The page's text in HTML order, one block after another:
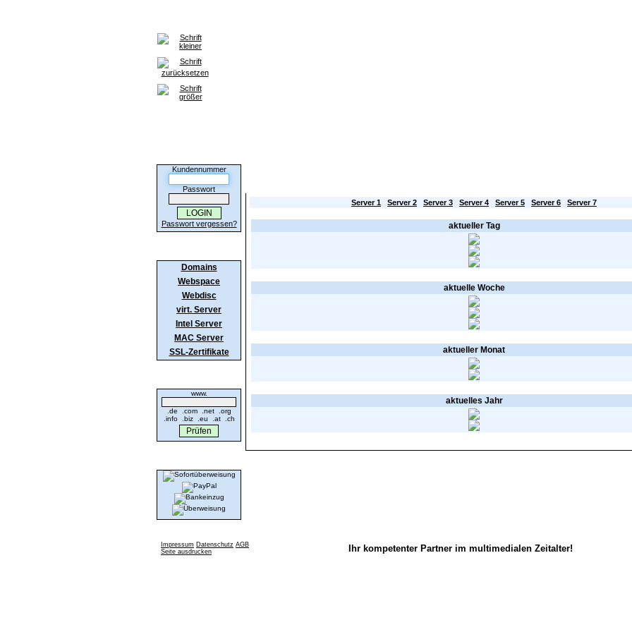
Kundennummer
Passwort
Passwort vergessen?
Domains
Webspace
Webdisc
virt. Server
Intel Server
MAC Server
SSL-Zertifikate
www.
.de .com .net .org
.info .biz .eu .at .ch
Server 1 Server 2 Server 3 Server 4 Server 5 Server 6 Server 7
aktueller Tag
aktuelle Woche
aktueller Monat
aktuelles Jahr
Impressum Datenschutz AGB
Seite ausdrucken
Ihr kompetenter Partner im multimedialen Zeitalter!